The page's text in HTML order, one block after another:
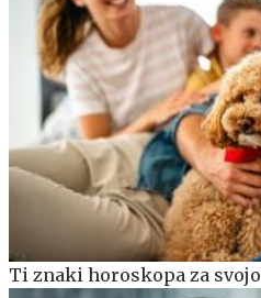
Ti znaki horoskopa za